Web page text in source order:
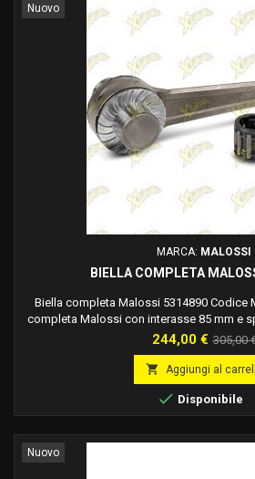
Nuovo
MARCA: MALOSSI
BIELLA COMPLETA
Biella completa Malossi 5314890 Codice
completa Malossi con interasse 85 mm e
Prezzo
244,00 € Prezzo
base
305,00
 Aggiungi al
 Disponibile
Nuovo